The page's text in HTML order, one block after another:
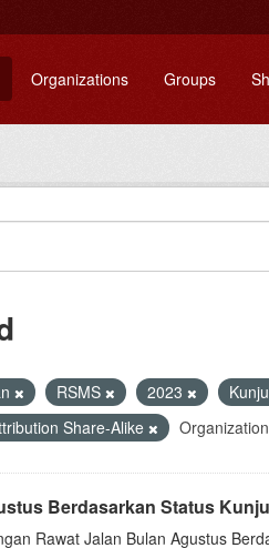
Organizations Groups
RSMS 2023
Share-Alike
Berdasarkan Status
Rawat Jalan Bulan Agustus